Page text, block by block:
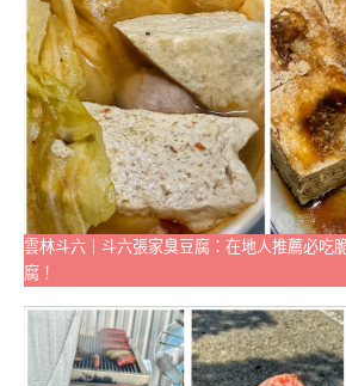
雲林斗六｜斗六張家臭豆腐：在地人推薦必吃
腐！